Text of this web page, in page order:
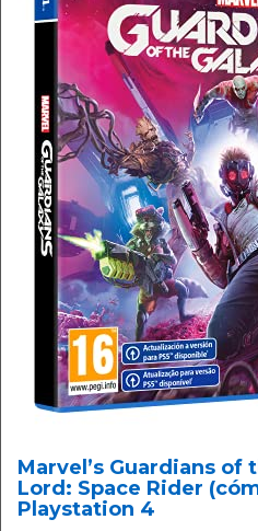
Marvel’s Guardians of
Lord: Space Rider
Playstation 4